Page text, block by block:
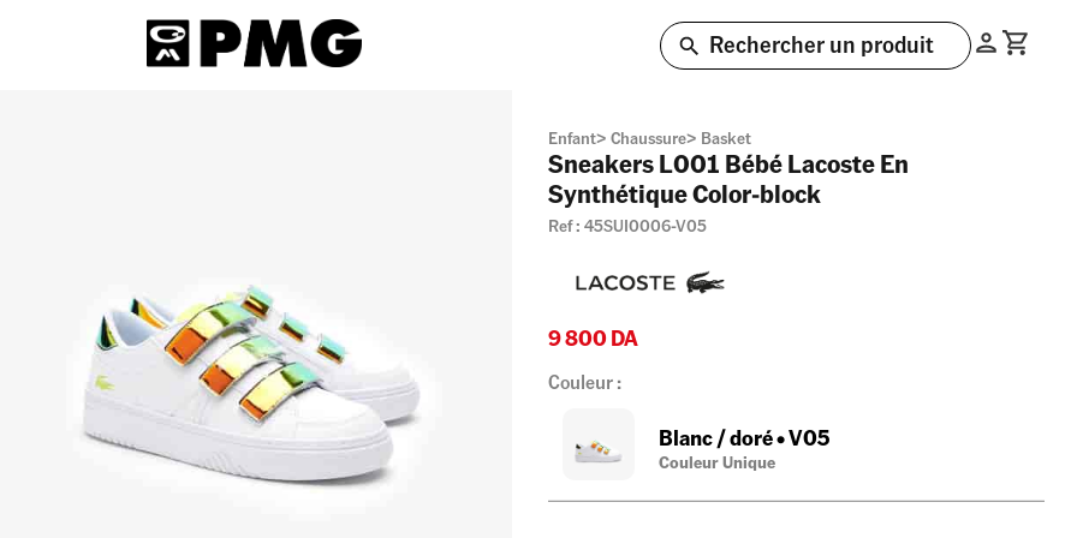
Rechercher un produit
Enfant> Chaussure> Basket
Sneakers L001 Bébé Lacoste En
Synthétique Color-block
Ref : 45SUI0006-V05
9 800DA
Couleur :
Blanc / doré•V05
Couleur Unique